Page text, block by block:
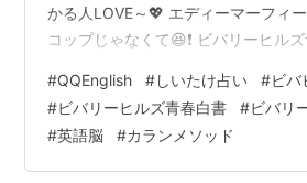
かる人LOVE～💖 エディーマーフィ
コップじゃなくて😆❗ ビバリーヒル
れていて、最終回のラストのダンス
😭 私の青春が終わった・・・と それ
一歩かな。 音楽も既に洋楽だったけ
記事でシャーシャーとペラペラ宣言
#QQEnglish #しいたけ占い #ビバ
#ビバリーヒルズ青春白書 #ビバリ
#英語脳 #カランメソッド